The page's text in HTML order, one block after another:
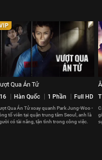
Qua Án Tử
Hàn Quốc 1 Phần Full HD
Qua Án Tử xoay quanh Park Jung-Woo -
tố viên tại quận trung tâm Seoul, anh là
có tài năng, tận tình trong công việc.